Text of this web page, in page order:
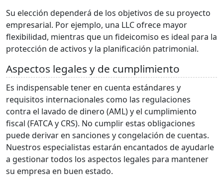
Su elección dependerá de los objetivos de su proyecto
empresarial. Por ejemplo, una LLC ofrece mayor
flexibilidad, mientras que un fideicomiso es ideal para la
protección de activos y la planificación patrimonial.
Aspectos legales y de cumplimiento
Es indispensable tener en cuenta estándares y
requisitos internacionales como las regulaciones
contra el lavado de dinero (AML) y el cumplimiento
fiscal (FATCA y CRS). No cumplir estas obligaciones
puede derivar en sanciones y congelación de cuentas.
Nuestros especialistas estarán encantados de ayudarle
a gestionar todos los aspectos legales para mantener
su empresa en buen estado.